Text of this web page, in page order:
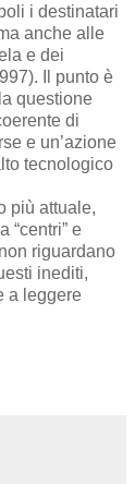
i destinatari
anche alle
e dei
Il punto è
questione
di
e un’azione
tecnologico
più attuale,
“centri” e
riguardano
inediti,
a leggere